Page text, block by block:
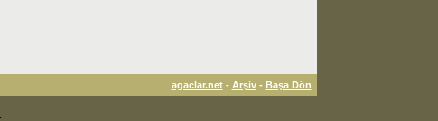
agaclar.net- Arşiv- Başa Dön